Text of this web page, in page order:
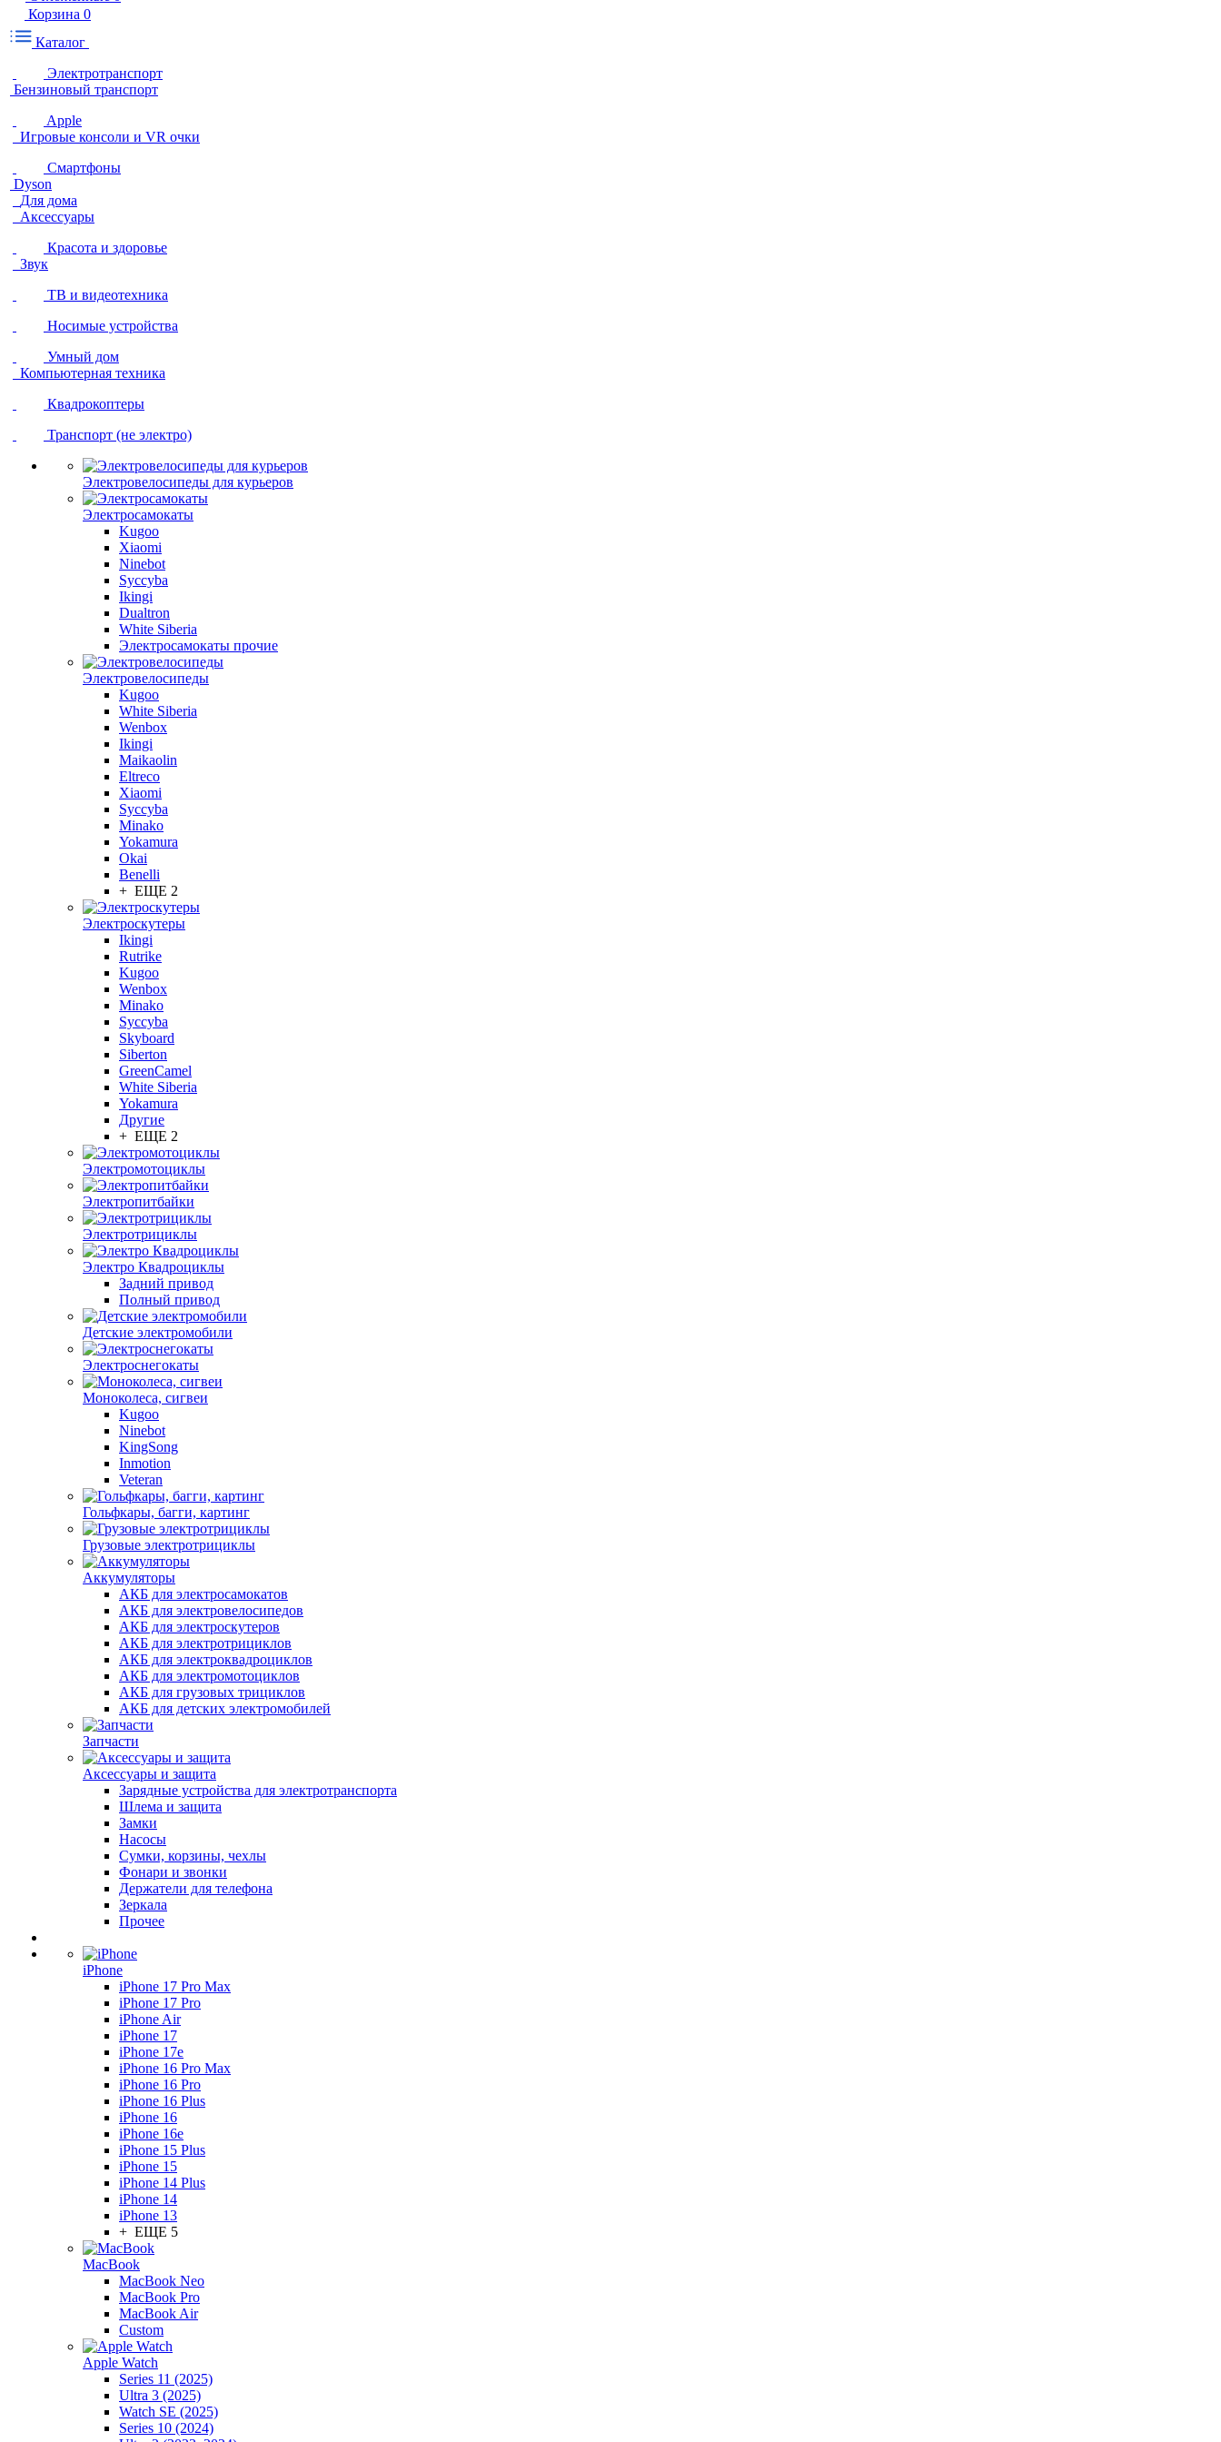
Корзина 0
Каталог
Электротранспорт
Бензиновый транспорт
Apple
Игровые консоли и VR очки
Смартфоны
Dyson
Для дома
Аксессуары
Красота и здоровье
Звук
ТВ и видеотехника
Носимые устройства
Умный дом
Компьютерная техника
Квадрокоптеры
Транспорт (не электро)
Электровелосипеды для курьеров
Электросамокаты
Kugoo
Xiaomi
Ninebot
Syccyba
Ikingi
Dualtron
White Siberia
Электросамокаты прочие
Электровелосипеды
Kugoo
White Siberia
Wenbox
Ikingi
Maikaolin
Eltreco
Xiaomi
Syccyba
Minako
Yokamura
Okai
Benelli
+ ЕЩЕ 2
Электроскутеры
Ikingi
Rutrike
Kugoo
Wenbox
Minako
Syccyba
Skyboard
Siberton
GreenCamel
White Siberia
Yokamura
Другие
+ ЕЩЕ 2
Электромотоциклы
Электропитбайки
Электротрициклы
Электро Квадроциклы
Задний привод
Полный привод
Детские электромобили
Электроснегокаты
Моноколеса, сигвеи
Kugoo
Ninebot
KingSong
Inmotion
Veteran
Гольфкары, багги, картинг
Грузовые электротрициклы
Аккумуляторы
АКБ для электросамокатов
АКБ для электровелосипедов
АКБ для электроскутеров
АКБ для электротрициклов
АКБ для электроквадроциклов
АКБ для электромотоциклов
АКБ для грузовых трициклов
АКБ для детских электромобилей
Запчасти
Аксессуары и защита
Зарядные устройства для электротранспорта
Шлема и защита
Замки
Насосы
Сумки, корзины, чехлы
Фонари и звонки
Держатели для телефона
Зеркала
Прочее
iPhone
iPhone 17 Pro Max
iPhone 17 Pro
iPhone Air
iPhone 17
iPhone 17e
iPhone 16 Pro Max
iPhone 16 Pro
iPhone 16 Plus
iPhone 16
iPhone 16e
iPhone 15 Plus
iPhone 15
iPhone 14 Plus
iPhone 14
iPhone 13
+ ЕЩЕ 5
MacBook
MacBook Neo
MacBook Pro
MacBook Air
Custom
Apple Watch
Series 11 (2025)
Ultra 3 (2025)
Watch SE (2025)
Series 10 (2024)